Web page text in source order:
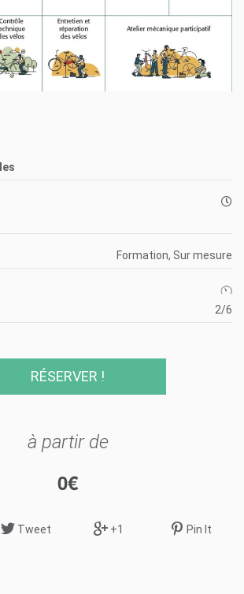
Formation, Sur mesure
2/6
RÉSERVER !
à partir de
0€
Tweet +1 Pin It